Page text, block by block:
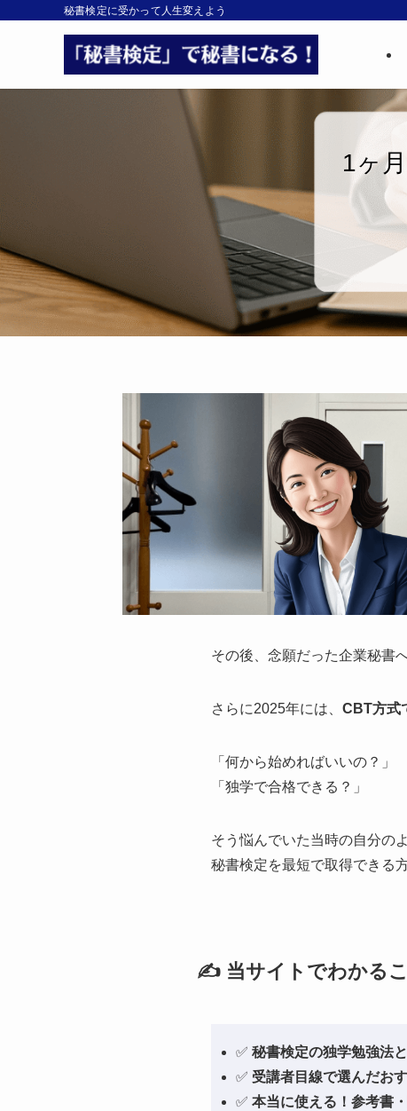
秘書検定に受かって人生変えよう
1ヶ
その後、念願だった企業秘書
さらに2025年には、 CBT方式
「何から始めればいいの？」
「独学で合格できる？」
そう悩んでいた当時の自分の
秘書検定を最短で取得できる
✍️ 当サイトでわかる
✅ 秘書検定の独学勉強法
✅ 受講者目線で選んだお
✅ 本当に使える！参考書